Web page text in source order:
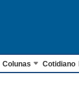
Colunas Cotidiano